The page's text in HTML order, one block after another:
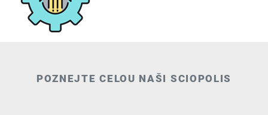
POZNEJTE CELOU NAŠI SCIOPOLIS